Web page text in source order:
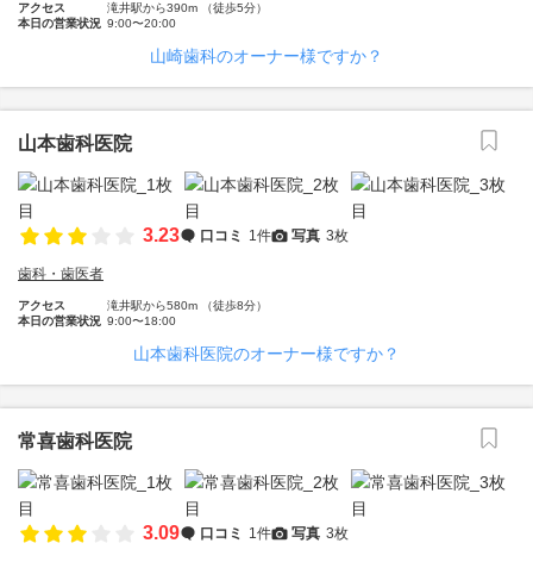
アクセス
滝井駅から390m （徒歩5分）
本日の営業状況 9:00〜20:00
山崎歯科のオーナー様ですか？
山本歯科医院
3.23 口コミ 1件 写真 3枚
歯科・歯医者
アクセス
滝井駅から580m （徒歩8分）
本日の営業状況 9:00〜18:00
山本歯科医院のオーナー様ですか？
常喜歯科医院
3.09 口コミ 1件 写真 3枚